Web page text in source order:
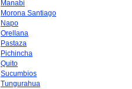
Manabi
Morona Santiago
Napo
Orellana
Pastaza
Pichincha
Quito
Sucumbios
Tungurahua